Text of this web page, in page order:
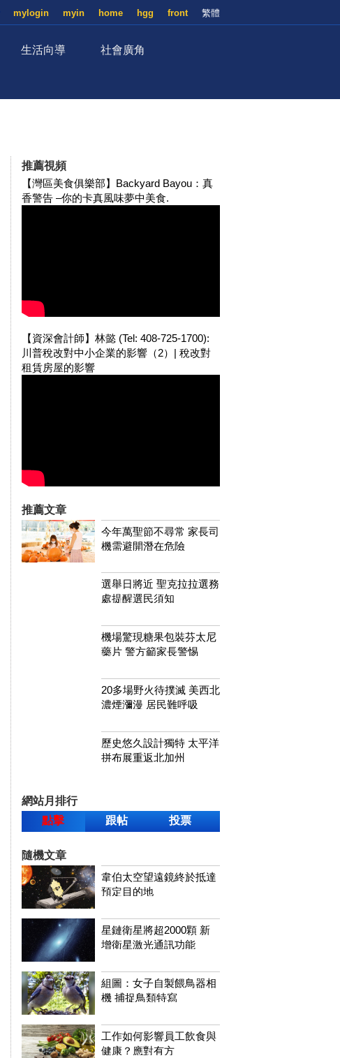
繁體
front
hgg
home
myin
mylogin
生活向導 社會廣角
推薦視頻
【灣區美食俱樂部】Backyard Bayou：真
香警告 –你的卡真風味夢中美食.
【資深會計師】林懿 (Tel: 408-725-1700):
川普稅改對中小企業的影響（2）| 稅改對
租賃房屋的影響
推薦文章
今年萬聖節不尋常 家長司
機需避開潛在危險
選舉日將近 聖克拉拉選務
處提醒選民須知
機場驚現糖果包裝芬太尼
藥片 警方籲家長警惕
20多場野火待撲滅 美西北
濃煙瀰漫 居民難呼吸
歷史悠久設計獨特 太平洋
拼布展重返北加州
網站月排行
點擊
跟帖 投票
隨機文章
韋伯太空望遠鏡終於抵達
預定目的地
星鏈衛星將超2000顆 新
增衛星激光通訊功能
組圖：女子自製餵鳥器相
機 捕捉鳥類特寫
工作如何影響員工飲食與
健康？應對有方